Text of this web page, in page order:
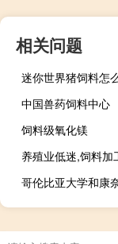
相关问题
迷你世界猪饲料怎
中国兽药饲料中心
饲料级氧化镁